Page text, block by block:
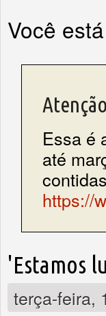
Você
Atenção
Essa é
até
https://
'Estamos
terça-feira,